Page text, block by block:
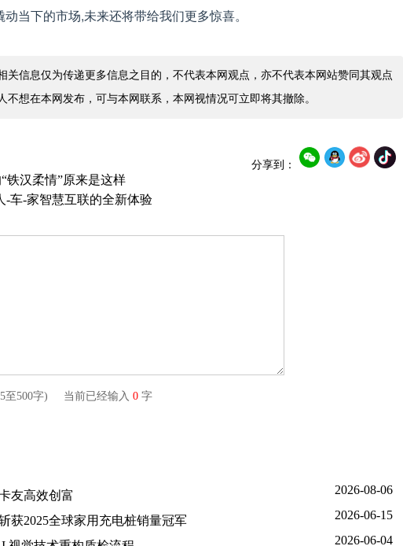
当下的市场,未来还将带给我们更多惊喜。
关信息仅为传递更多信息之目的，不代表本网观点，亦不代表本网站赞同其观点
想在本网发布，可与本网联系，本网视情况可立即将其撤除。
分享到：
铁汉柔情”原来是这样
车-家智慧互联的全新体验
至500字) 当前已经输入 0 字
友高效创富 2026-08-06
获2025全球家用充电桩销量冠军 2026-06-15
2026-06-04